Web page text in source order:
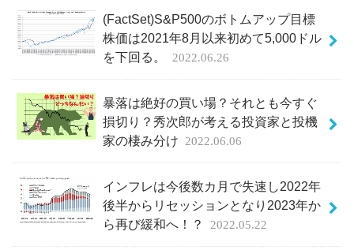
(FactSet)S&P500のボトムアップ目標
株価は2021年8月以来初めて5,000ドル
を下回る。
2022.06.26
暴落は絶好の買い場？それとも今すぐ
損切り？秀次郎が考える投資家と投機
家の棲み分け
2022.06.06
インフレは今後数カ月で失速し2022年
後半からリセッションとなり2023年か
ら再び緩和へ！？
2022.05.22